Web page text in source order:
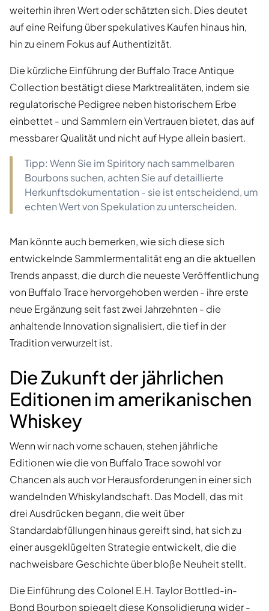
weiterhin ihren Wert oder schätzten sich. Dies deutet
auf eine Reifung über spekulatives Kaufen hinaus hin,
hin zu einem Fokus auf Authentizität.
Die kürzliche Einführung der Buffalo Trace Antique
Collection bestätigt diese Marktrealitäten, indem sie
regulatorische Pedigree neben historischem Erbe
einbettet - und Sammlern ein Vertrauen bietet, das auf
messbarer Qualität und nicht auf Hype allein basiert.
Tipp: Wenn Sie im Spiritory nach sammelbaren
Bourbons suchen, achten Sie auf detaillierte
Herkunftsdokumentation - sie ist entscheidend, um
echten Wert von Spekulation zu unterscheiden.
Man könnte auch bemerken, wie sich diese sich
entwickelnde Sammlermentalität eng an die aktuellen
Trends anpasst, die durch die neueste Veröffentlichung
von Buffalo Trace hervorgehoben werden - ihre erste
neue Ergänzung seit fast zwei Jahrzehnten - die
anhaltende Innovation signalisiert, die tief in der
Tradition verwurzelt ist.
Die Zukunft der jährlichen
Editionen im amerikanischen
Whiskey
Wenn wir nach vorne schauen, stehen jährliche
Editionen wie die von Buffalo Trace sowohl vor
Chancen als auch vor Herausforderungen in einer sich
wandelnden Whiskylandschaft. Das Modell, das mit
drei Ausdrücken begann, die weit über
Standardabfüllungen hinaus gereift sind, hat sich zu
einer ausgeklügelten Strategie entwickelt, die die
nachweisbare Geschichte über bloße Neuheit stellt.
Die Einführung des Colonel E.H. Taylor Bottled-in-
Bond Bourbon spiegelt diese Konsolidierung wider -